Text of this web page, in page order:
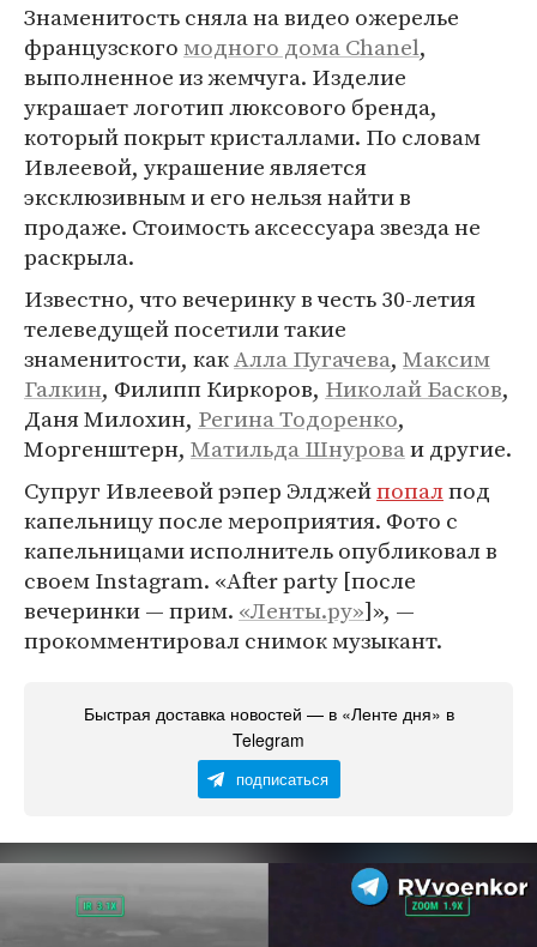
Знаменитость сняла на видео ожерелье
французскогомодного дома Chanel,
выполненное из жемчуга. Изделие
украшает логотип люксового бренда,
который покрыт кристаллами. По словам
Ивлеевой, украшение является
эксклюзивным и его нельзя найти в
продаже. Стоимость аксессуара звезда не
раскрыла.
Известно, что вечеринку в честь 30-летия
телеведущей посетили такие
знаменитости, какАлла Пугачева, Максим
Галкин, Филипп Киркоров, Николай Басков,
Даня Милохин, Регина Тодоренко,
Моргенштерн, Матильда Шнуроваи другие.
Супруг Ивлеевой рэпер Элджейпопалпод
капельницу после мероприятия. Фото с
капельницами исполнитель опубликовал в
своем Instagram. «After party [после
вечеринки — прим. «Ленты.ру»]», —
прокомментировал снимок музыкант.
Быстрая доставка новостей — в «Ленте дня» в
Telegram
подписаться